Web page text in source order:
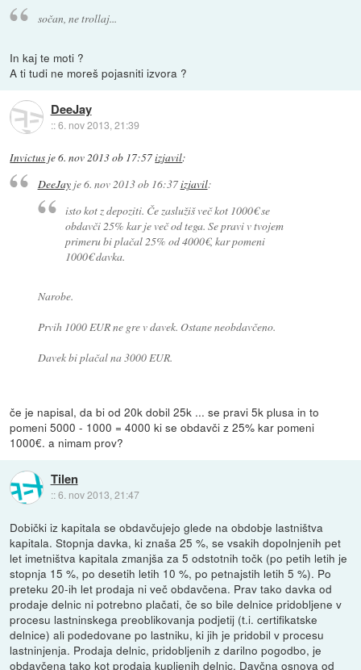
sočan, ne trollaj...
In kaj te moti ?
A ti tudi ne moreš pojasniti izvora ?
DeeJay
::6. nov 2013, 21:39
Invictus je6. nov 2013 ob 17:57izjavil:
DeeJayje6. nov 2013 ob 16:37izjavil:
isto kot z depoziti. Če zaslužiš več kot 1000€ se
obdavči 25% kar je več od tega. Se pravi v tvojem
primeru bi plačal 25% od 4000€, kar pomeni
1000€ davka.
Narobe.
Prvih 1000 EUR ne gre v davek. Ostane neobdavčeno.
Davek bi plačal na 3000 EUR.
če je napisal, da bi od 20k dobil 25k ... se pravi 5k plusa in to
pomeni 5000 - 1000 = 4000 ki se obdavči z 25% kar pomeni
1000€. a nimam prov?
Tilen
::6. nov 2013, 21:47
Dobički iz kapitala se obdavčujejo glede na obdobje lastništva
kapitala. Stopnja davka, ki znaša 25 %, se vsakih dopolnjenih pet
let imetništva kapitala zmanjša za 5 odstotnih točk (po petih letih je
stopnja 15 %, po desetih letih 10 %, po petnajstih letih 5 %). Po
preteku 20-ih let prodaja ni več obdavčena. Prav tako davka od
prodaje delnic ni potrebno plačati, če so bile delnice pridobljene v
procesu lastninskega preoblikovanja podjetij (t.i. certifikatske
delnice) ali podedovane po lastniku, ki jih je pridobil v procesu
lastninjenja. Prodaja delnic, pridobljenih z darilno pogodbo, je
obdavčena tako kot prodaja kupljenih delnic. Davčna osnova od